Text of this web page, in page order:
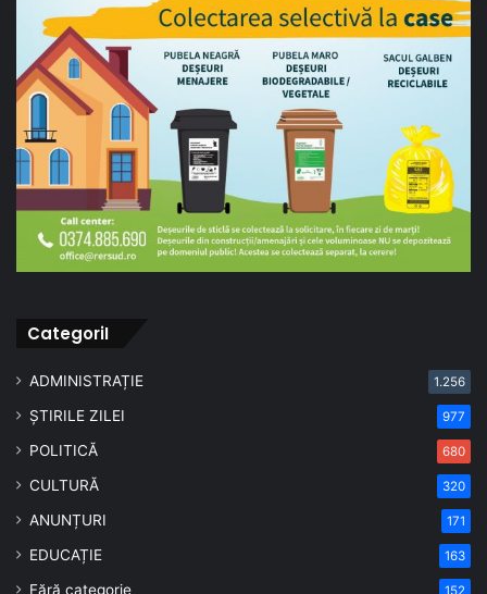
CategoriI
ADMINISTRAȚIE 1.256
ȘTIRILE ZILEI 977
POLITICĂ 680
CULTURĂ 320
ANUNȚURI 171
EDUCAȚIE 163
Fără categorie 152